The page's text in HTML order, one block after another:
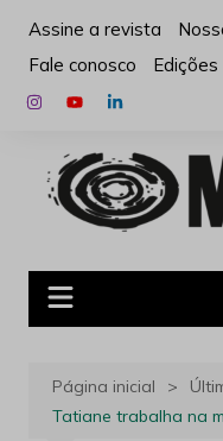
para
conteúdo
Assine a revista
Fale conosco
Edições
Página inicial
Tatiane trabalha na